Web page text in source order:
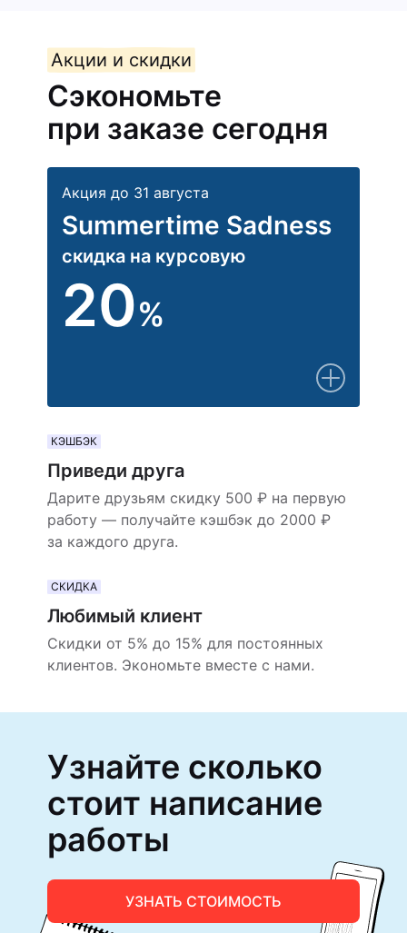
Акции и скидки
Сэкономьте
при заказе сегодня
Акция до 31 августа
Summertime Sadness
скидка на курсовую
20%
КЭШБЭК
Приведи друга
Дарите друзьям скидку 500 ₽ на первую
работу — получайте кэшбэк до 2000 ₽
за каждого друга.
СКИДКА
Любимый клиент
Скидки от 5% до 15% для постоянных
клиентов. Экономьте вместе с нами.
Узнайте сколько
стоит написание
работы
УЗНАТЬ СТОИМОСТЬ